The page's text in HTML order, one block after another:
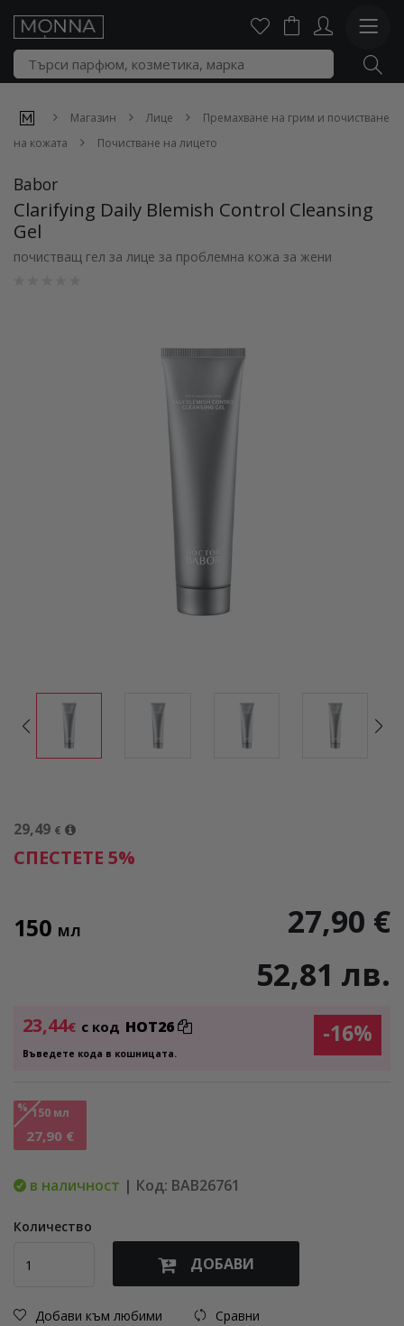
Магазин Лице
Премахване на грим и почистване
на кожата
Почистване на лицето
Babor
Clarifying Daily Blemish Control Cleansing
Gel
почистващ гел за лице за проблемна кожа за жени
29,49 €
СПЕСТЕТЕ 5%
150 МЛ
27,90 €
52,81 лв.
23,44€ с код HOT26
Въведете кода в кошницата.
-16%
% 150 мл
27,90 €
в наличност | Код: BAB26761
Количество
ДОБАВИ
Добави към любими Сравни